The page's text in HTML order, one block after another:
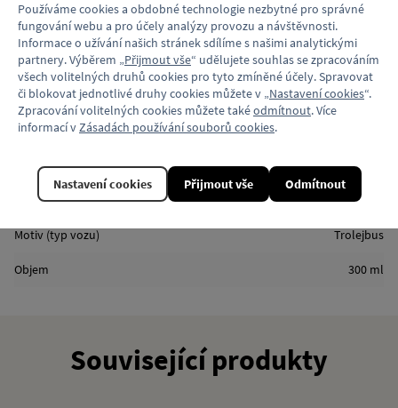
Je dodáván v papírové krabičce.
Objem hrnku: 300 ml
Balení: papírová krabička
Vlastnosti
Kód produktu KP147_TR
Materiál Plech
Motiv (typ vozu) Trolejbus
Objem 300 ml
Související produkty
Používáme cookies a obdobné technologie nezbytné pro správné
fungování webu a pro účely analýzy provozu a návštěvnosti.
Informace o užívání našich stránek sdílíme s našimi analytickými
partnery. Výběrem „Přijmout vše“ udělujete souhlas se zpracováním
všech volitelných druhů cookies pro tyto zmíněné účely. Spravovat
či blokovat jednotlivé druhy cookies můžete v „Nastavení cookies“.
Zpracování volitelných cookies můžete takéodmítnout. Více
informací vZásadách používání souborů cookies.
Odmítnout
Nastavení cookies Přijmout vše